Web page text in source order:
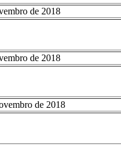
de 2018
de 2018
de 2018